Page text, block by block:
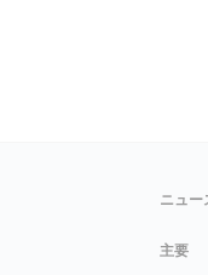
ニュー
主要